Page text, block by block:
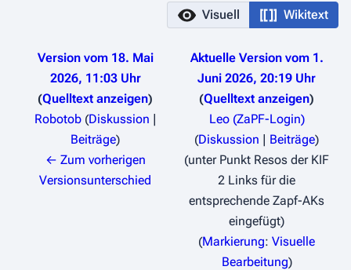
Visuell Wikitext
Version vom 18. Mai
2026, 11:03 Uhr
Quelltext anzeigen
Robotob (Diskussion |
Beiträge)
← Zum vorherigen
Versionsunterschied
Aktuelle Version vom 1.
Juni 2026, 20:19 Uhr
Quelltext anzeigen
Leo (ZaPF-Login)
(Diskussion | Beiträge)
unter Punkt Resos der KIF
2 Links für die
entsprechende Zapf-AKs
eingefügt
Markierung: Visuelle
Bearbeitung